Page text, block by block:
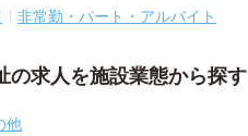
非常勤・パート・アルバイト
の求人を施設業態から探す
他